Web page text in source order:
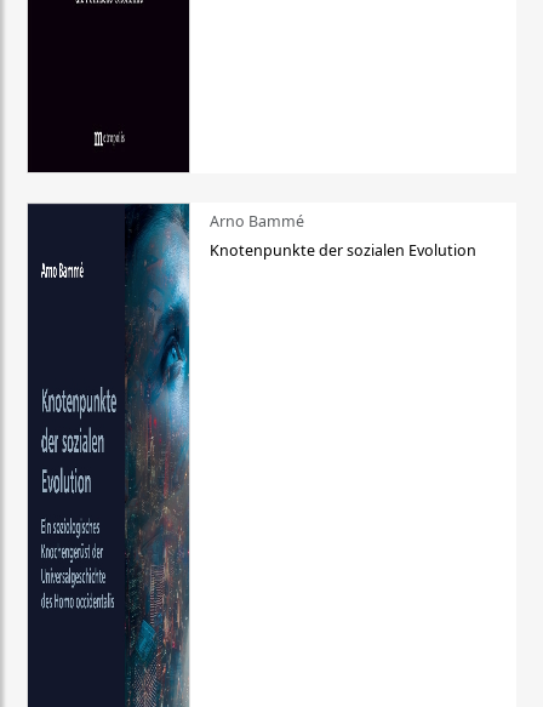
Arno Bammé
Knotenpunkte der sozialen Evolution